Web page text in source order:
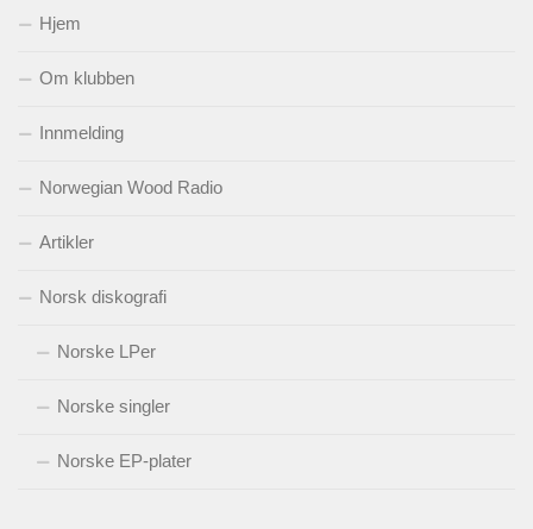
Hjem
Om klubben
Innmelding
Norwegian Wood Radio
Artikler
Norsk diskografi
Norske LPer
Norske singler
Norske EP-plater